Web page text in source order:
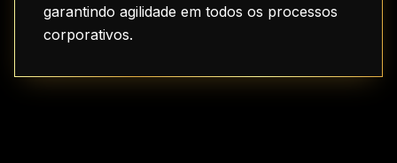
garantindo agilidade em todos os processos
corporativos.